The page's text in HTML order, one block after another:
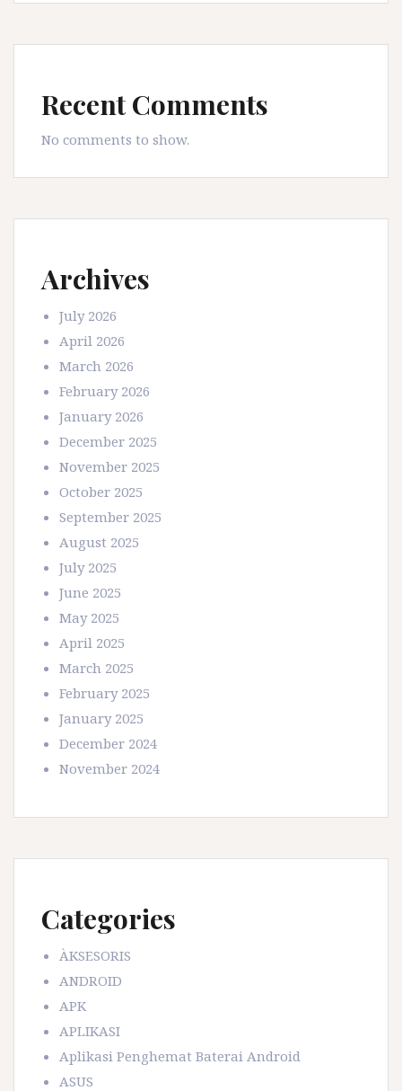
Recent Comments
No comments to show.
Archives
July 2026
April 2026
March 2026
February 2026
January 2026
December 2025
November 2025
October 2025
September 2025
August 2025
July 2025
June 2025
May 2025
April 2025
March 2025
February 2025
January 2025
December 2024
November 2024
Categories
ÀKSESORIS
ANDROID
APK
APLIKASI
Aplikasi Penghemat Baterai Android
ASUS